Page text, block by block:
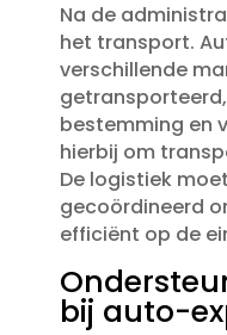
Na de
het transport.​
verschillende
bestemming en
hierbij om
De logistiek
gecoördineerd
efficiënt op de
bij auto-